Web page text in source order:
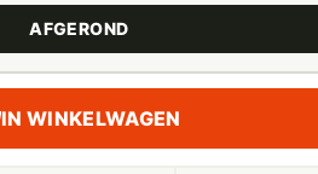
AFGEROND
IN WINKELWAGEN